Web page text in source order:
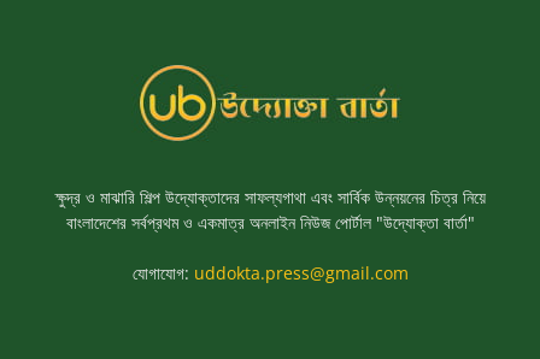
ক্ষুদ্র ও মাঝারি শিল্প উদ্যোক্তাদের সাফল্যগাথা এবং সার্বিক উন্নয়নের চিত্র নিয়ে
বাংলাদেশের সর্বপ্রথম ও একমাত্র অনলাইন নিউজ পোর্টাল "উদ্যোক্তা বার্তা"
যোগাযোগ: uddokta.press@gmail.com